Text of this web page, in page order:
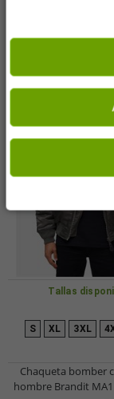
Tallas
S XL 3XL
Chaqueta bomber
hombre Brandit